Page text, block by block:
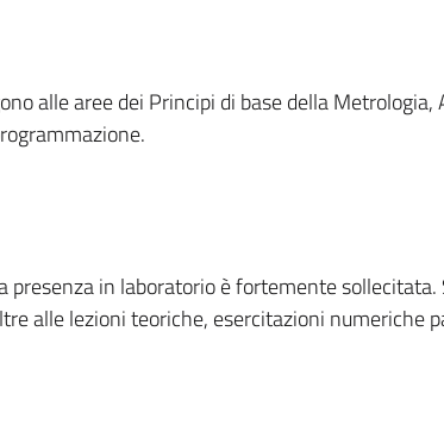
alle aree dei Principi di base della Metrologia,
presenza in laboratorio è fortemente sollecitata.
alle lezioni teoriche, esercitazioni numeriche